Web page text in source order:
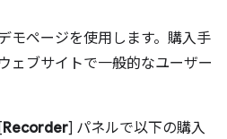
モページを使用します。購入手
ェブサイトで一般的なユーザー
Recorder] パネルで以下の購入